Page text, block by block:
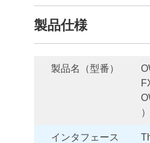
製品仕様
製品名（型番）
）
インタフェース